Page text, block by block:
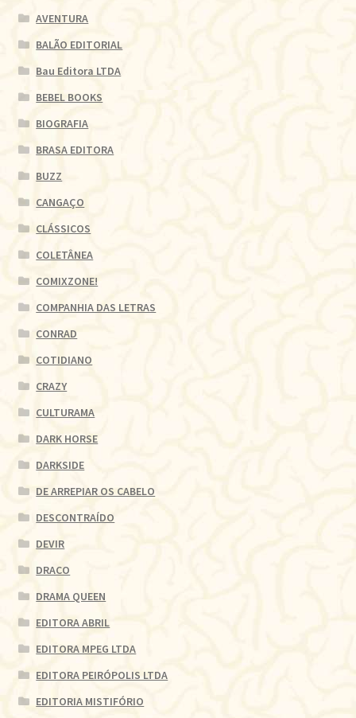
AVENTURA
BALÃO EDITORIAL
Bau Editora LTDA
BEBEL BOOKS
BIOGRAFIA
BRASA EDITORA
BUZZ
CANGAÇO
CLÁSSICOS
COLETÂNEA
COMIXZONE!
COMPANHIA DAS LETRAS
CONRAD
COTIDIANO
CRAZY
CULTURAMA
DARK HORSE
DARKSIDE
DE ARREPIAR OS CABELO
DESCONTRAÍDO
DEVIR
DRACO
DRAMA QUEEN
EDITORA ABRIL
EDITORA MPEG LTDA
EDITORA PEIRÓPOLIS LTDA
EDITORIA MISTIFÓRIO